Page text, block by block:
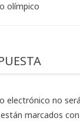
olímpico
electrónico no
marcados con